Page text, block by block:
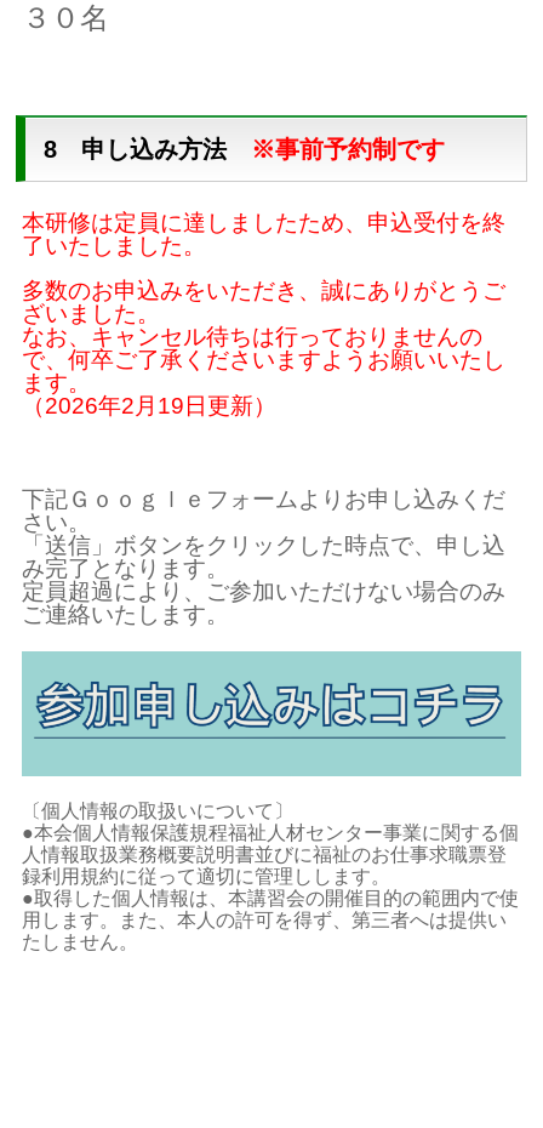
３０名
8 申し込み方法 ※事前予約制です
本研修は定員に達しましたため、申込受付を終
了いたしました。
多数のお申込みをいただき、誠にありがとうご
ざいました。
なお、キャンセル待ちは行っておりませんの
で、何卒ご了承くださいますようお願いいたし
ます。
（2026年2月19日更新）
下記Ｇｏｏｇｌｅフォームよりお申し込みくだ
さい。
「送信」ボタンをクリックした時点で、申し込
み完了となります。
定員超過により、ご参加いただけない場合のみ
ご連絡いたします。
〔個人情報の取扱いについて〕
●本会個人情報保護規程福祉人材センター事業に関する個
人情報取扱業務概要説明書並びに福祉のお仕事求職票登
録利用規約に従って適切に管理しします。
●取得した個人情報は、本講習会の開催目的の範囲内で使
用します。また、本人の許可を得ず、第三者へは提供い
たしません。